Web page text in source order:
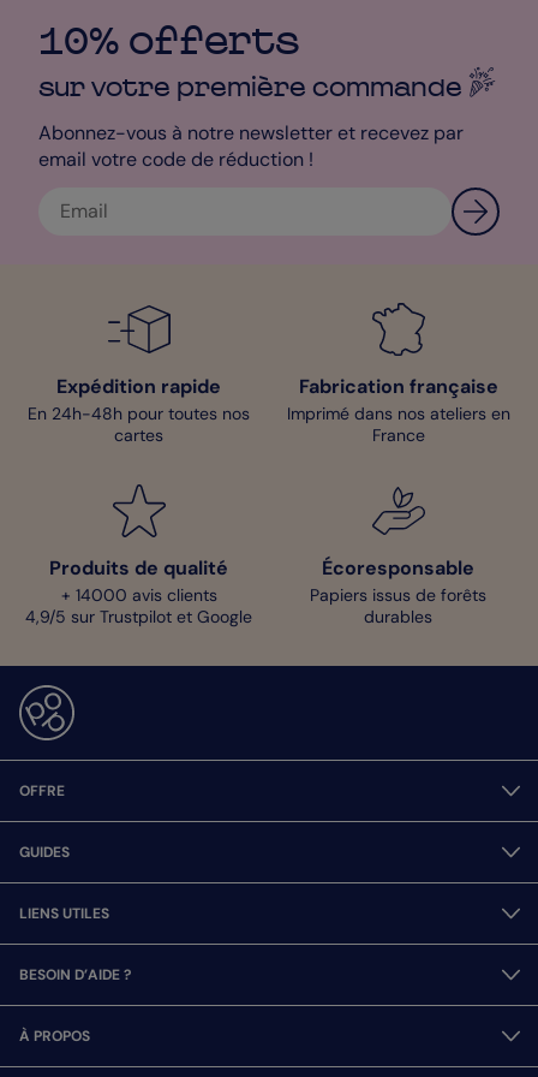
10% offerts
sur votre première commande
Abonnez-vous à notre newsletter et recevez par
email votre code de réduction !
Expédition rapide
En 24h-48h pour toutes nos
cartes
Fabrication française
Imprimé dans nos ateliers en
France
Produits de qualité
+ 14000 avis clients
4,9/5 sur Trustpilot et Google
Écoresponsable
Papiers issus de forêts
durables
OFFRE
GUIDES
LIENS UTILES
BESOIN D’AIDE ?
À PROPOS